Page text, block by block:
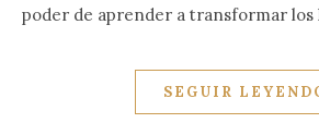
poder de aprender a transformar los
SEGUIR